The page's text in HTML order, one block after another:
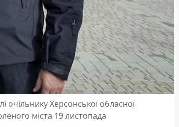
Херсонської обласної
міста 19 листопада